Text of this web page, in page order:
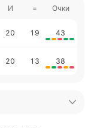
И = Очки
20 19 43
20 13 38